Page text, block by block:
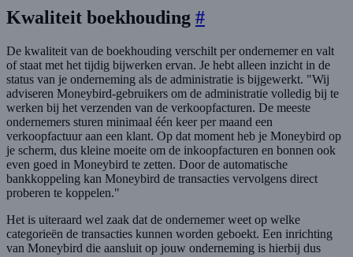
Kwaliteit boekhouding #
De kwaliteit van de boekhouding verschilt per ondernemer en valt
of staat met het tijdig bijwerken ervan. Je hebt alleen inzicht in de
status van je onderneming als de administratie is bijgewerkt. "Wij
adviseren Moneybird-gebruikers om de administratie volledig bij te
werken bij het verzenden van de verkoopfacturen. De meeste
ondernemers sturen minimaal één keer per maand een
verkoopfactuur aan een klant. Op dat moment heb je Moneybird op
je scherm, dus kleine moeite om de inkoopfacturen en bonnen ook
even goed in Moneybird te zetten. Door de automatische
bankkoppeling kan Moneybird de transacties vervolgens direct
proberen te koppelen."
Het is uiteraard wel zaak dat de ondernemer weet op welke
categorieën de transacties kunnen worden geboekt. Een inrichting
van Moneybird die aansluit op jouw onderneming is hierbij dus